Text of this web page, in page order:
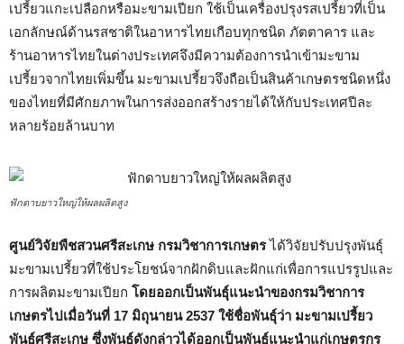
เปรี้ยวแกะเปลือกหรือมะขามเปียก ใช้เป็นเครื่องปรุงรสเปรี้ยวที่เป็น
เอกลักษณ์ด้านรสชาติในอาหารไทยเกือบทุกชนิด ภัตตาคาร และ
ร้านอาหารไทยในต่างประเทศจึงมีความต้องการนำเข้ามะขาม
เปรี้ยวจากไทยเพิ่มขึ้น มะขามเปรี้ยวจึงถือเป็นสินค้าเกษตรชนิดหนึ่ง
ของไทยที่มีศักยภาพในการส่งออกสร้างรายได้ให้กับประเทศปีละ
หลายร้อยล้านบาท
ฟักดาบยาวใหญ่ให้ผลผลิตสูง
ศูนย์วิจัยพืชสวนศรีสะเกษ กรมวิชาการเกษตรได้วิจัยปรับปรุงพันธุ์
มะขามเปรี้ยวที่ใช้ประโยชน์จากฝักดิบและฝักแก่เพื่อการแปรรูปและ
การผลิตมะขามเปียก โดยออกเป็นพันธุ์แนะนำของกรมวิชาการ
เกษตรไปเมื่อวันที่ 17 มิถุนายน 2537 ใช้ชื่อพันธุ์ว่า มะขามเปรี้ยว
พันธุ์ศรีสะเกษ ซึ่งพันธุ์ดังกล่าวได้ออกเป็นพันธุ์แนะนำแก่เกษตรกร